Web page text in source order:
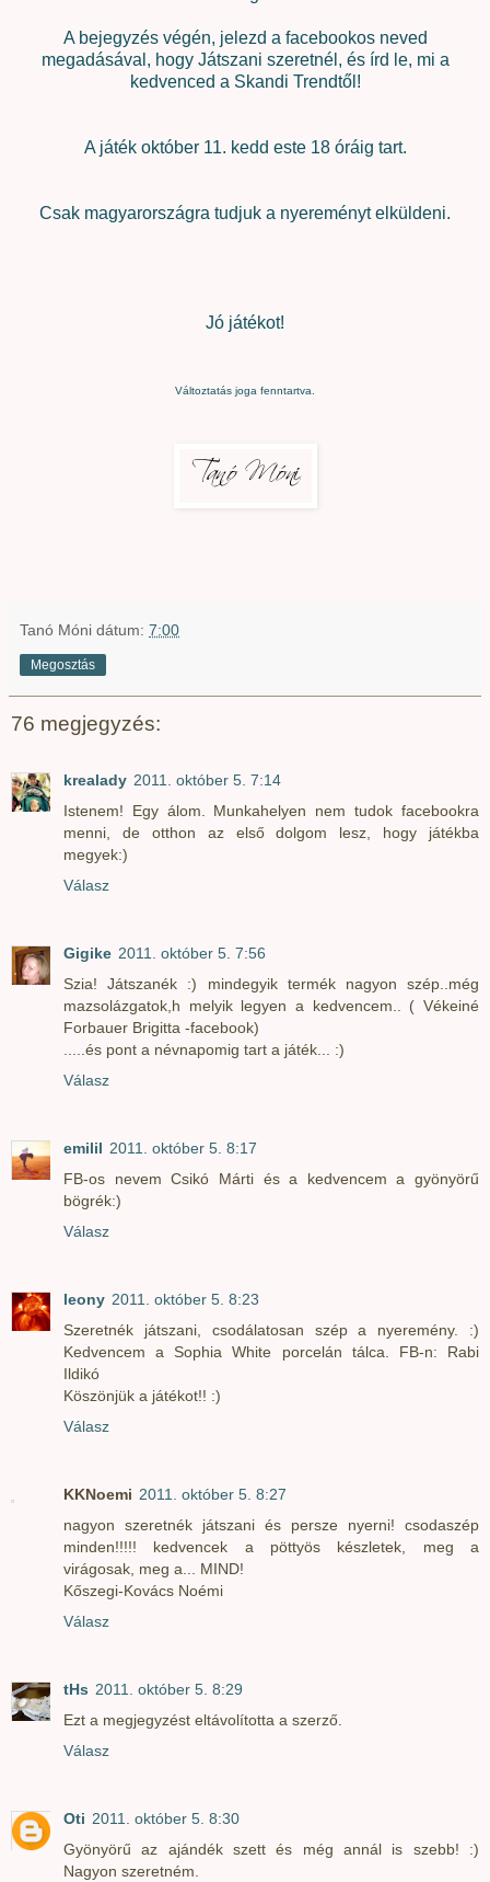
A bejegyzés végén, jelezd a facebookos neved
megadásával, hogy Játszani szeretnél, és írd le, mi a
kedvenced a Skandi Trendtől!
A játék október 11. kedd este 18 óráig tart.
Csak magyarországra tudjuk a nyereményt elküldeni.
Jó játékot!
Változtatás joga fenntartva.
Tanó Móni dátum: 7:00
Megosztás
76 megjegyzés:
krealady 2011. október 5. 7:14
Istenem! Egy álom. Munkahelyen nem tudok facebookra
menni, de otthon az első dolgom lesz, hogy játékba
megyek:)
Válasz
Gigike 2011. október 5. 7:56
Szia! Játszanék :) mindegyik termék nagyon szép..még
mazsolázgatok,h melyik legyen a kedvencem.. ( Vékeiné
Forbauer Brigitta -facebook)
.....és pont a névnapomig tart a játék... :)
Válasz
emilil 2011. október 5. 8:17
FB-os nevem Csikó Márti és a kedvencem a gyönyörű
bögrék:)
Válasz
leony 2011. október 5. 8:23
Szeretnék játszani, csodálatosan szép a nyeremény. :)
Kedvencem a Sophia White porcelán tálca. FB-n: Rabi
Ildikó
Köszönjük a játékot!! :)
Válasz
KKNoemi 2011. október 5. 8:27
nagyon szeretnék játszani és persze nyerni! csodaszép
minden!!!!! kedvencek a pöttyös készletek, meg a
virágosak, meg a... MIND!
Kőszegi-Kovács Noémi
Válasz
tHs 2011. október 5. 8:29
Ezt a megjegyzést eltávolította a szerző.
Válasz
Oti 2011. október 5. 8:30
Gyönyörű az ajándék szett és még annál is szebb! :)
Nagyon szeretném.